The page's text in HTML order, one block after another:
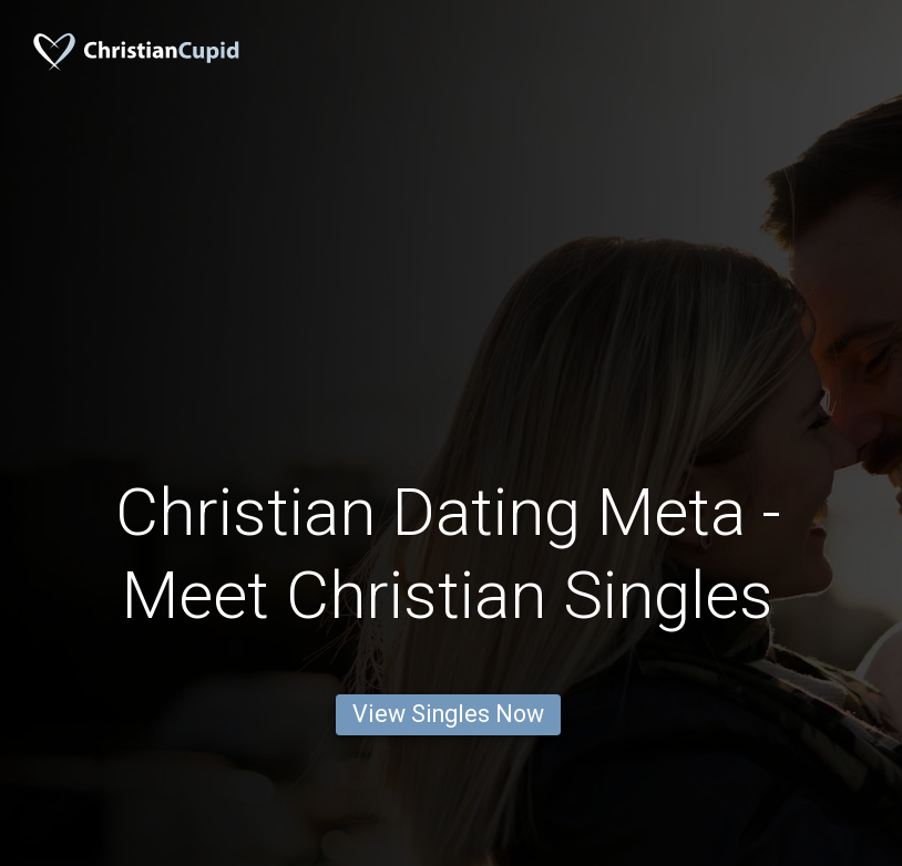
Christian Dating Meta -
Meet Christian Singles
View Singles Now